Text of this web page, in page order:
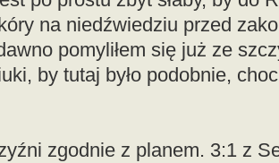
na niedźwiedziu przed
pomyliłem się już ze
by tutaj było podobnie,
zgodnie z planem. 3:1 z